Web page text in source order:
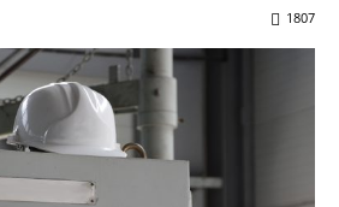
1807